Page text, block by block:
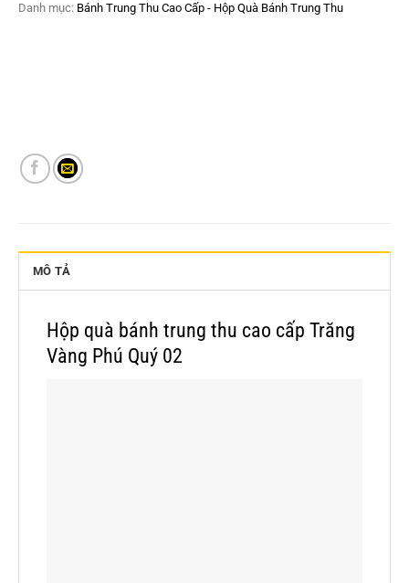
Danh mục: Bánh Trung Thu Cao Cấp - Hộp Quà Bánh Trung Thu
MÔ TẢ
Hộp quà bánh trung thu cao cấp Trăng
Vàng Phú Quý 02